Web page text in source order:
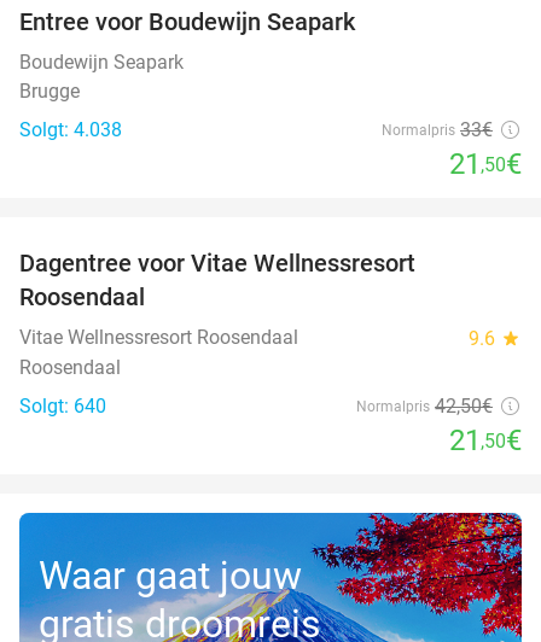
Entree voor Boudewijn Seapark
Boudewijn Seapark
Brugge
Solgt: 4.038
Normalpris 33€
21 ,50€
Dagentree voor Vitae Wellnessresort
Roosendaal
Vitae Wellnessresort Roosendaal 9.6 star
Roosendaal
Solgt: 640
Normalpris 42,50€
21 ,50€
Waar gaat jouw
gratis droomreis